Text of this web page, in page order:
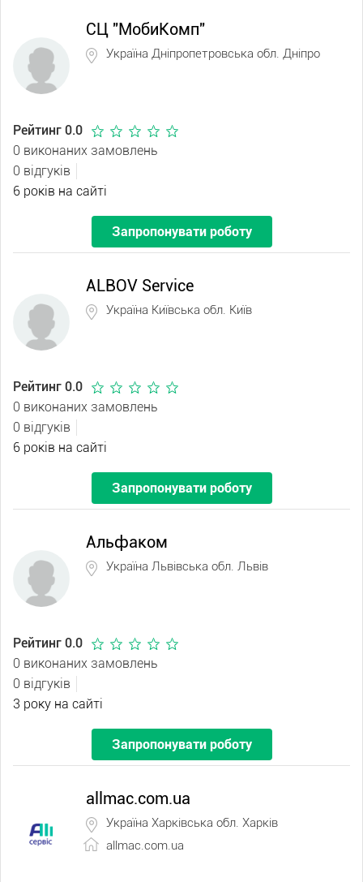
СЦ "МобиКомп"
Україна Дніпропетровська обл. Дніпро
Рейтинг 0.0
0 виконаних замовлень
0 відгуків
6 років на сайті
Запропонувати роботу
ALBOV Service
Україна Київська обл. Київ
Рейтинг 0.0
0 виконаних замовлень
0 відгуків
6 років на сайті
Запропонувати роботу
Альфаком
Україна Львівська обл. Львів
Рейтинг 0.0
0 виконаних замовлень
0 відгуків
3 року на сайті
Запропонувати роботу
allmac.com.ua
Україна Харківська обл. Харків
allmac.com.ua